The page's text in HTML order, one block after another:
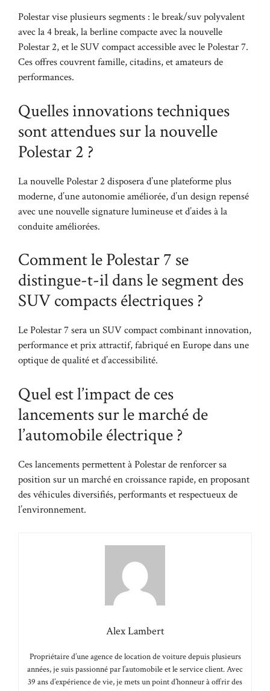
Polestar vise plusieurs segments : le break/suv polyvalent
avec la 4 break, la berline compacte avec la nouvelle
Polestar 2, et le SUV compact accessible avec le Polestar 7.
Ces offres couvrent famille, citadins, et amateurs de
performances.
Quelles innovations techniques
sont attendues sur la nouvelle
Polestar 2 ?
La nouvelle Polestar 2 disposera d’une plateforme plus
moderne, d’une autonomie améliorée, d’un design repensé
avec une nouvelle signature lumineuse et d’aides à la
conduite améliorées.
Comment le Polestar 7 se
distingue-t-il dans le segment des
SUV compacts électriques ?
Le Polestar 7 sera un SUV compact combinant innovation,
performance et prix attractif, fabriqué en Europe dans une
optique de qualité et d’accessibilité.
Quel est l’impact de ces
lancements sur le marché de
l’automobile électrique ?
Ces lancements permettent à Polestar de renforcer sa
position sur un marché en croissance rapide, en proposant
des véhicules diversifiés, performants et respectueux de
l’environnement.
Alex Lambert
Propriétaire d’une agence de location de voiture depuis plusieurs
années, je suis passionné par l’automobile et le service client. Avec
39 ans d’expérience de vie, je mets un point d’honneur à offrir des